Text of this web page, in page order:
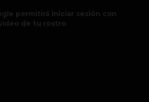
permitirá iniciar sesión con
de tu rostro